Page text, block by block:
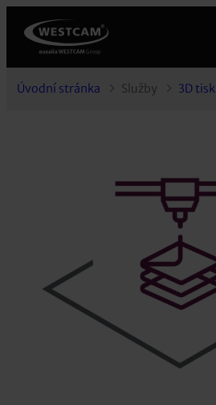
Úvodní stránka Služby 3D tisk